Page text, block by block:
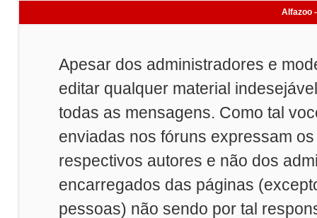
Alfazoo
Apesar dos administradores e
editar qualquer material
todas as mensagens. Como tal
enviadas nos fóruns expressam
respectivos autores e não dos
encarregados das páginas
pessoas) não sendo por tal